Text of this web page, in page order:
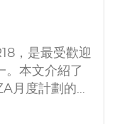
，是最受歡迎
。本文介紹了
月度計劃的所